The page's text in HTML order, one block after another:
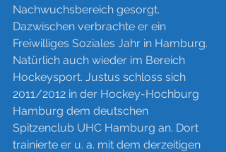
Nachwuchsbereich gesorgt.
Dazwischen verbrachte er ein
Freiwilliges Soziales Jahr in Hamburg.
Natürlich auch wieder im Bereich
Hockeysport. Justus schloss sich
2011/2012 in der Hockey-Hochburg
Hamburg dem deutschen
Spitzenclub UHC Hamburg an. Dort
trainierte er u. a. mit dem derzeitigen